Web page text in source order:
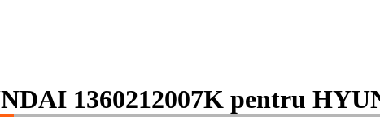
1360212007K pentru